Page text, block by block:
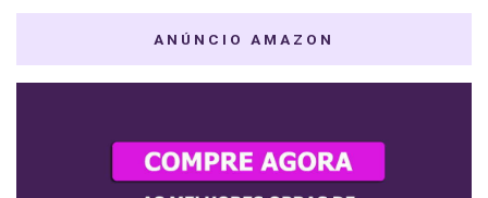
ANÚNCIO AMAZON